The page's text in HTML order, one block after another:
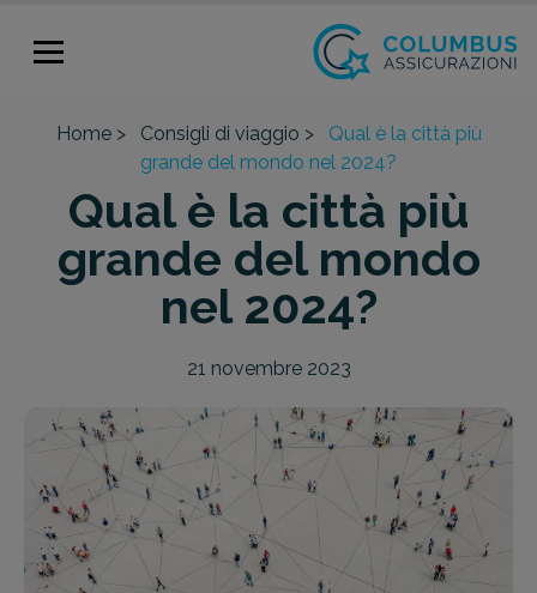
Home > Consigli di viaggio >
Qual è la città più
grande del mondo nel 2024?
Qual è la città più
grande del mondo
nel 2024?
21 novembre 2023